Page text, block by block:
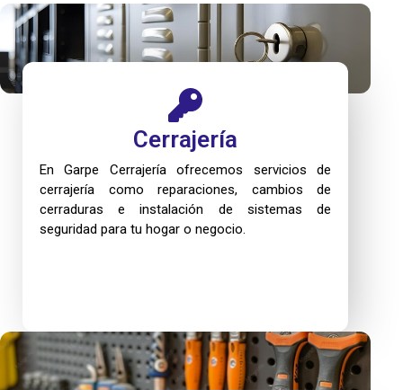
Cerrajería
En Garpe Cerrajería ofrecemos servicios de
cerrajería como reparaciones, cambios de
cerraduras e instalación de sistemas de
seguridad para tu hogar o negocio.